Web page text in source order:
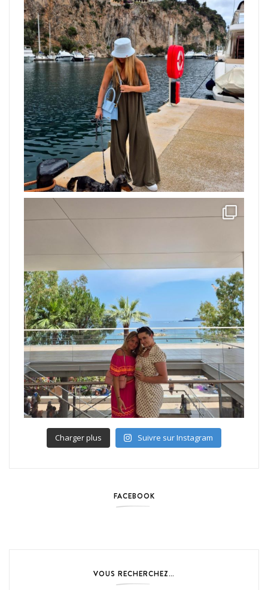
Charger plus Suivre sur Instagram
FACEBOOK
VOUS RECHERCHEZ…